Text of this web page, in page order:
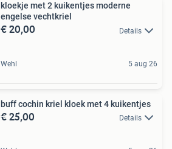
kloekje met 2 kuikentjes moderne
engelse vechtkriel
€ 20,00 Details
Wehl 5 aug 26
buff cochin kriel kloek met 4 kuikentjes
€ 25,00 Details